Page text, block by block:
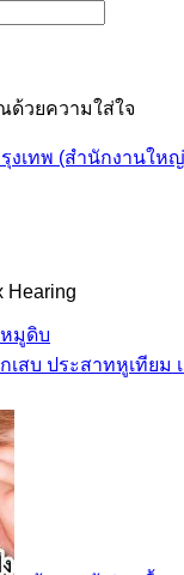
ด้วยความใส่ใจ
งเทพ (สำนักงานให
Hearing
มูดิบ